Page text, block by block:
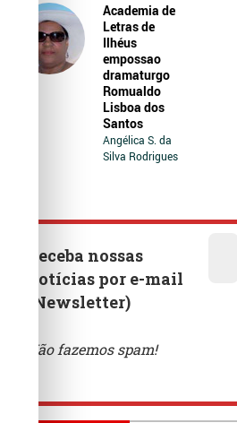
Academia de
Letras de
Ilhéus
empossao
dramaturgo
Romualdo
Lisboa dos
Santos
Angélica S. da
Silva Rodrigues